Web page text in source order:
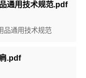
通用技术规范.pdf
品通用技术规范
.pdf